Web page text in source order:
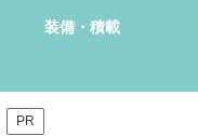
装備・積載
PR